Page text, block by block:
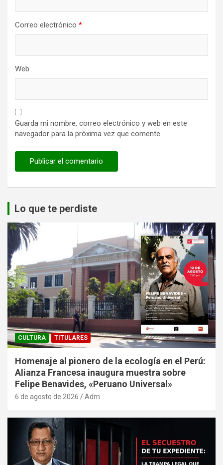
Correo electrónico *
Web
Guarda mi nombre, correo electrónico y web en este
navegador para la próxima vez que comente.
Lo que te perdiste
CULTURA TITULARES
Homenaje al pionero de la ecología en el Perú:
Alianza Francesa inaugura muestra sobre
Felipe Benavides, «Peruano Universal»
6 de agosto de 2026 Adm